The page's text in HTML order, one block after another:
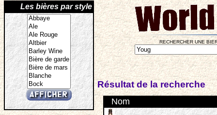
Les bières par style
RECHERCHER UNE
Résultat de la recherche
Nom